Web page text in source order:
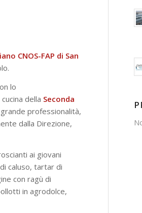
CNOS-FAP di San
lo
della Seconda
professionalità,
dalla Direzione,
ai giovani
caluso, tartar di
con ragù di
in agrodolce,